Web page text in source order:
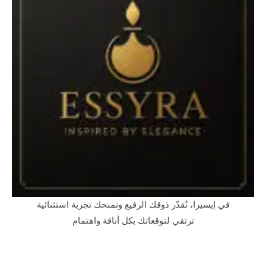
في إيسيرا، نُقدّر ذوقك الرفيع ونمنحك تجربة استثنائية
ترتقي لتوقعاتك بكل أناقة واهتمام